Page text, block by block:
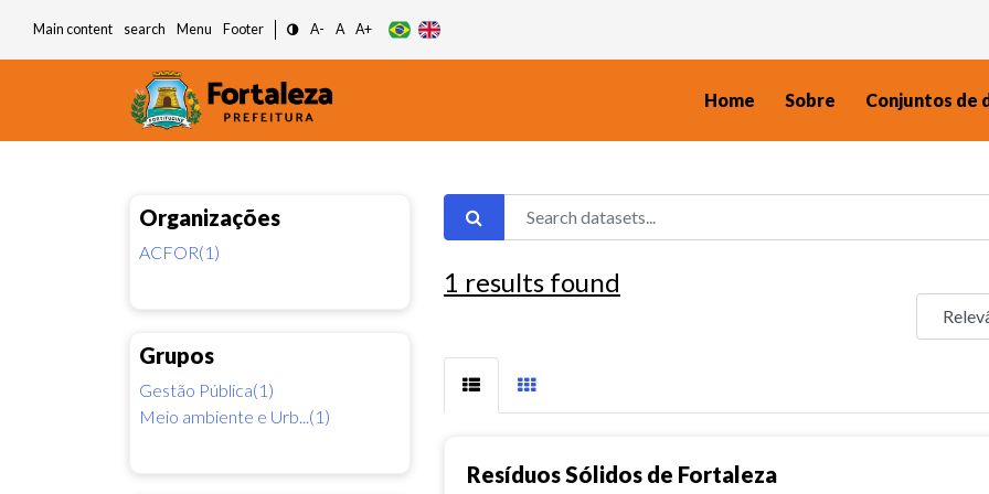
Main content search Menu Footer A- A A+
Home Sobre Conjuntos de
Organizações
ACFOR(1)
Grupos
Gestão Pública(1)
Meio ambiente e Urb...(1)
1 results found
Resíduos Sólidos de Fortaleza